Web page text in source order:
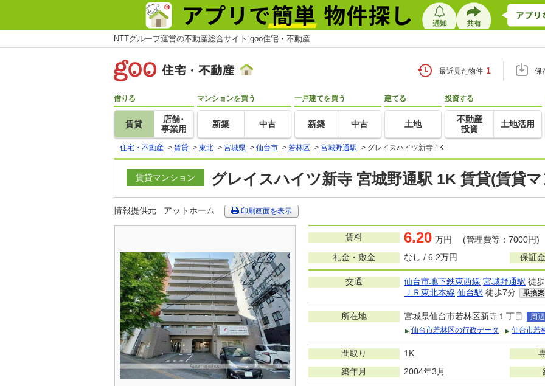
NTTグループ運営の不動産総合サイト goo住宅・不動産
最近見た物件 1 保
借りる
賃貸
店舗･
事業用
マンションを買う
新築 中古
一戸建てを買う
新築 中古
建てる
土地
投資する
不動産
投資
土地活用
住宅・不動産 > 賃貸 > 東北 > 宮城県 > 仙台市 > 若林区 > 宮城野通駅 > グレイスハイツ新寺 1K
賃貸マンション グレイスハイツ新寺 宮城野通駅 1K 賃貸(賃貸
情報提供元 アットホーム 印刷画面を表示
賃料 6.20 万円 (管理費等：7000円)
礼金・敷金
なし / 6.2万円 保証
交通 仙台市地下鉄東西線 宮城野通駅 徒
ＪＲ東北本線 仙台駅 徒歩7分 乗換
所在地 宮城県仙台市若林区新寺１丁目
周
仙台市若林区の行政データ
仙台市若
間取り 1K
築年月 2004年3月